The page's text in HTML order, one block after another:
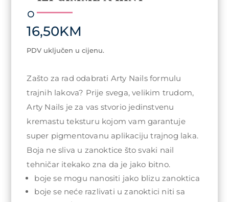
16,50KM
PDV uključen u cijenu.
Zašto za rad odabrati Arty Nails formulu
trajnih lakova? Prije svega, velikim trudom,
Arty Nails je za vas stvorio jedinstvenu
kremastu teksturu kojom vam garantuje
super pigmentovanu aplikaciju trajnog laka.
Boja ne sliva u zanoktice što svaki nail
tehničar itekako zna da je jako bitno.
boje se mogu nanositi jako blizu zanoktica
boje se neće razlivati u zanoktici niti sa